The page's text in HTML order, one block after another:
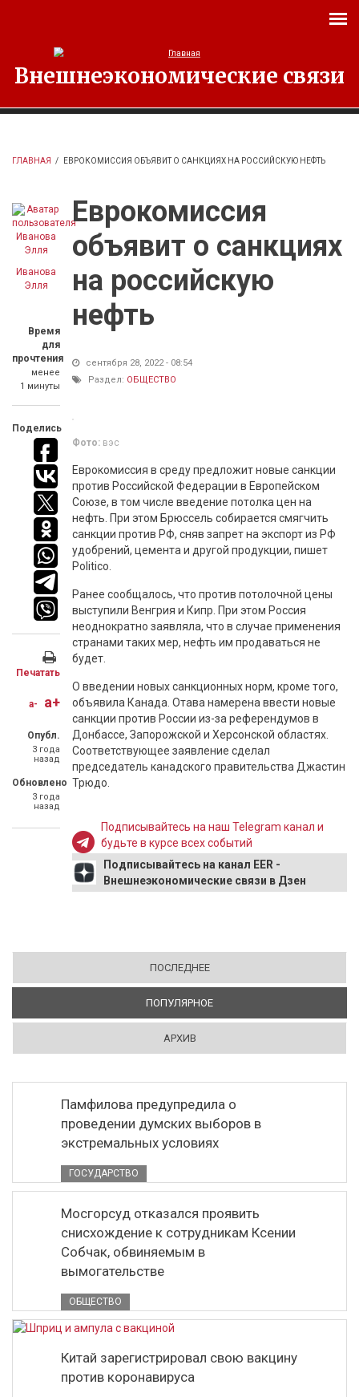
Внешнеэкономические связи
ГЛАВНАЯ / ЕВРОКОМИССИЯ ОБЪЯВИТ О САНКЦИЯХ НА РОССИЙСКУЮ НЕФТЬ
Иванова
Элля
Время
для
прочтения
менее
1 минуты
Поделись
Печатать
a- a+
Опубл.
3 года
назад
Обновлено
3 года
назад
Еврокомиссия
объявит о санкциях
на российскую
нефть
сентября 28, 2022 - 08:54
Раздел: ОБЩЕСТВО
Фото: вэс
Еврокомиссия в среду предложит новые санкции
против Российской Федерации в Европейском
Союзе, в том числе введение потолка цен на
нефть. При этом Брюссель собирается смягчить
санкции против РФ, сняв запрет на экспорт из РФ
удобрений, цемента и другой продукции, пишет
Politico.
Ранее сообщалось, что против потолочной цены
выступили Венгрия и Кипр. При этом Россия
неоднократно заявляла, что в случае применения
странами таких мер, нефть им продаваться не
будет.
О введении новых санкционных норм, кроме того,
объявила Канада. Отава намерена ввести новые
санкции против России из-за референдумов в
Донбассе, Запорожской и Херсонской областях.
Соответствующее заявление сделал
председатель канадского правительства Джастин
Трюдо.
Подписывайтесь на наш Telegram канал и
будьте в курсе всех событий
Подписывайтесь на канал EER -
Внешнеэкономические связи в Дзен
ПОСЛЕДНЕЕ
ПОПУЛЯРНОЕ
АРХИВ
Памфилова предупредила о
проведении думских выборов в
экстремальных условиях
ГОСУДАРСТВО
Мосгорсуд отказался проявить
снисхождение к сотрудникам Ксении
Собчак, обвиняемым в
вымогательстве
ОБЩЕСТВО
Китай зарегистрировал свою вакцину
против коронавируса